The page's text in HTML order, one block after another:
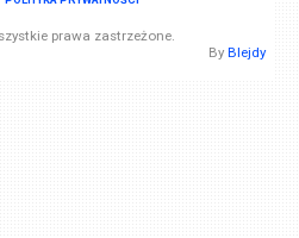
prawa zastrzeżone.
By Blejdy